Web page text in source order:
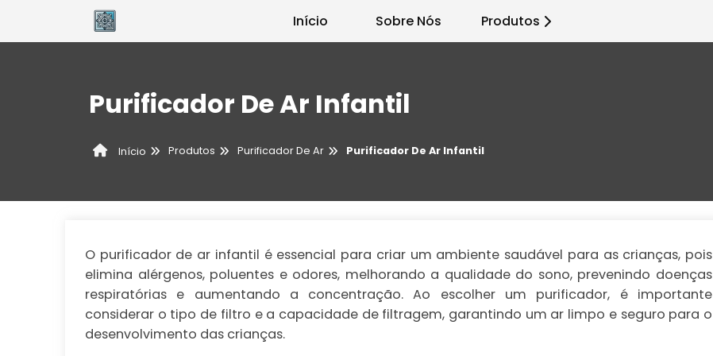
Início Sobre Nós Produtos
Purificador De Ar Infantil
Início Produtos Purificador De Ar Purificador De Ar Infantil
O purificador de ar infantil é essencial para criar um ambiente saudável para as crianças, pois
elimina alérgenos, poluentes e odores, melhorando a qualidade do sono, prevenindo doenças
respiratórias e aumentando a concentração. Ao escolher um purificador, é importante
considerar o tipo de filtro e a capacidade de filtragem, garantindo um ar limpo e seguro para o
desenvolvimento das crianças.